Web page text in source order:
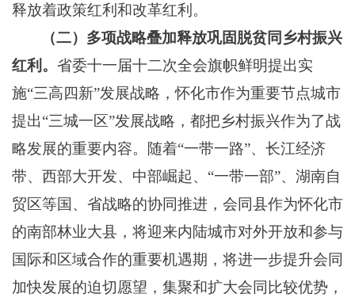
释放着政策红利和改革红利。
（二）多项战略叠加释放巩固脱贫同乡村振兴
红利 。 省委十一届十二次全会旗帜鲜明提出实
施“三高四新”发展战略，怀化市作为重要节点城市
提出“三城一区”发展战略 ， 都把乡村振兴作为了战
略发展的重要内容。 随着“一带一路”、长江经济
带、西部大开发、中部崛起、“一带一部”、湖南自
贸区等国、 省战略的协同推进， 会同县作为怀化市
的南部林业大县， 将迎来内陆城市对外开放和参与
国际和区域合作的重要机遇期 ， 将进一步提升会同
加快发展的迫切愿望， 集聚和扩大会同 比较优势，